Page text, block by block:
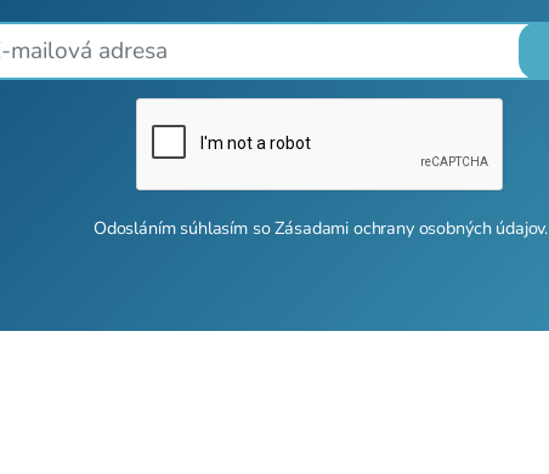
Odosláním súhlasím soZásadami ochrany osobných údajov.